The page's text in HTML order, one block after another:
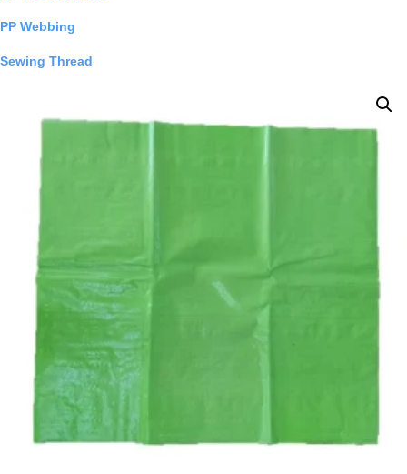
PP Webbing
Sewing Thread